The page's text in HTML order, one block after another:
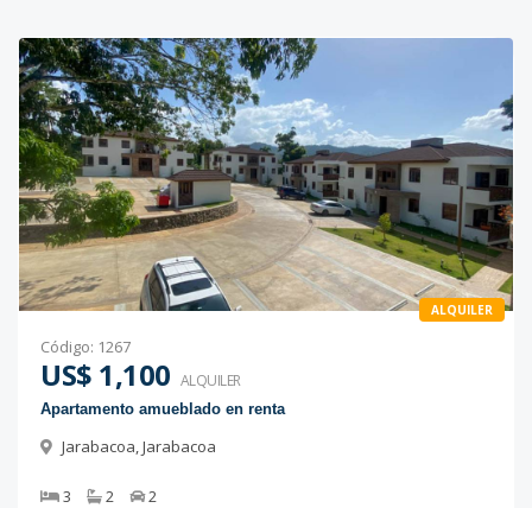
ALQUILER
Código: 1267
US$ 1,100 ALQUILER
Apartamento amueblado en renta
Jarabacoa,Jarabacoa
3 2 2